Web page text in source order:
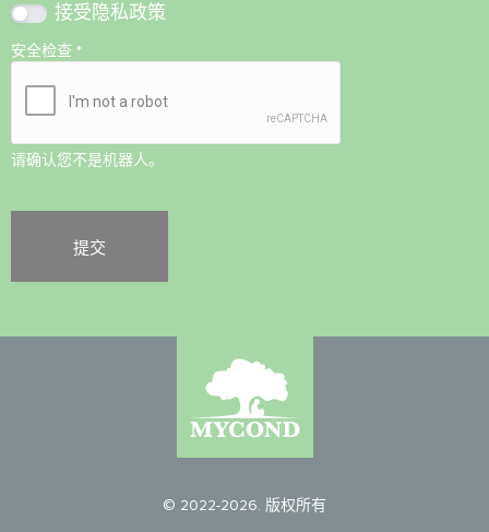
接受隐私政策
安全检查 *
请确认您不是机器人。
© 2022-2026. 版权所有